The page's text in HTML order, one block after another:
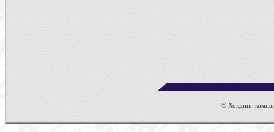
© Холдинг